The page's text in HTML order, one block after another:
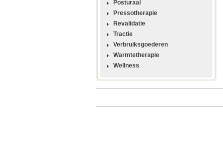
Posturaal
Pressotherapie
Revalidatie
Tractie
Verbruiksgoederen
Warmtetherapie
Wellness